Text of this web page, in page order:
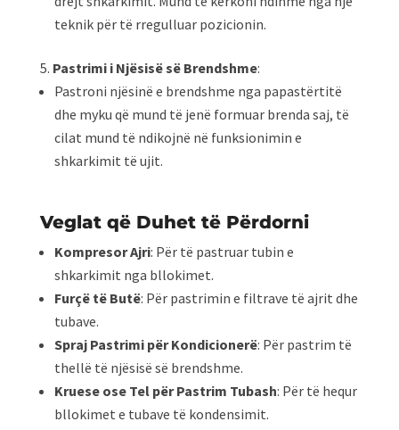
teknik për të rregulluar pozicionin.
Pastrimi i Njësisë së Brendshme:
Pastroni njësinë e brendshme nga papastërtitë
dhe myku që mund të jenë formuar brenda saj, të
cilat mund të ndikojnë në funksionimin e
shkarkimit të ujit.
Veglat që Duhet të Përdorni
Kompresor Ajri: Për të pastruar tubin e
shkarkimit nga bllokimet.
Furçë të Butë: Për pastrimin e filtrave të ajrit dhe
tubave.
Spraj Pastrimi për Kondicionerë: Për pastrim të
thellë të njësisë së brendshme.
Kruese ose Tel për Pastrim Tubash: Për të hequr
bllokimet e tubave të kondensimit.